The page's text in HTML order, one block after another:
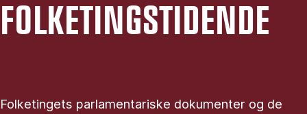
FOL­KE­TING­STI­DEN­DE
Folketingets parlamentariske dokumenter og de